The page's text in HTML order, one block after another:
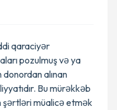
qaraciyər
pozulmuş və ya
alınan
Bu mürəkkəb
müalicə etmək